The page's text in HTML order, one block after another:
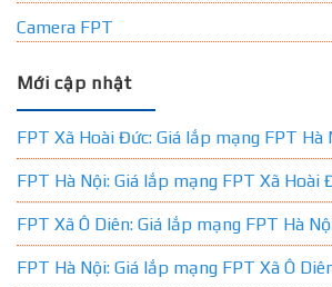
Camera FPT
Mới cập nhật
FPT Xã Hoài Đức: Giá lắp mạng FPT
FPT Hà Nội: Giá lắp mạng FPT Xã Hoài
FPT Xã Ô Diên: Giá lắp mạng FPT Hà
FPT Hà Nội: Giá lắp mạng FPT Xã Ô